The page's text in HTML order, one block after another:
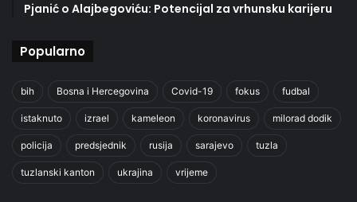
Pjanić o Alajbegoviću: Potencijal za vrhunsku karijeru
Popularno
bih Bosna i Hercegovina Covid-19 fokus fudbal
istaknuto izrael kameleon koronavirus milorad dodik
policija predsjednik rusija sarajevo tuzla
tuzlanski kanton ukrajina vrijeme